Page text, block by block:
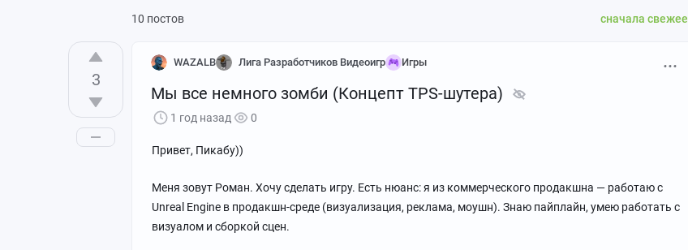
10 постов сначала свежее
3
WAZALB Лига Разработчиков Видеоигр Игры
Мы все немного зомби (Концепт TPS-шутера)
1 год назад 0
Привет, Пикабу))
Меня зовут Роман. Хочу сделать игру. Есть нюанс: я из коммерческого продакшна — работаю с
Unreal Engine в продакшн-среде (визуализация, реклама, моушн). Знаю пайплайн, умею работать с
визуалом и сборкой сцен.